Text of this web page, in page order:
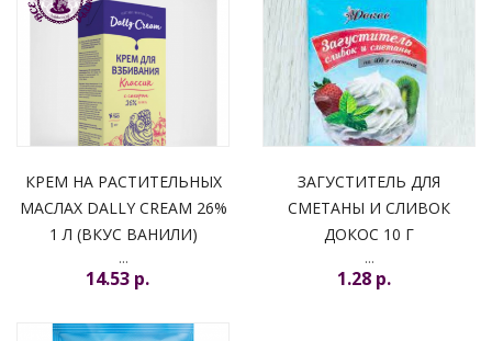
КРЕМ НА РАСТИТЕЛЬНЫХ
МАСЛАХ DALLY CREAM 26%
1 Л (ВКУС ВАНИЛИ)
...
14.53 p.
ЗАГУСТИТЕЛЬ ДЛЯ
СМЕТАНЫ И СЛИВОК
ДОКОС 10 Г
...
1.28 p.